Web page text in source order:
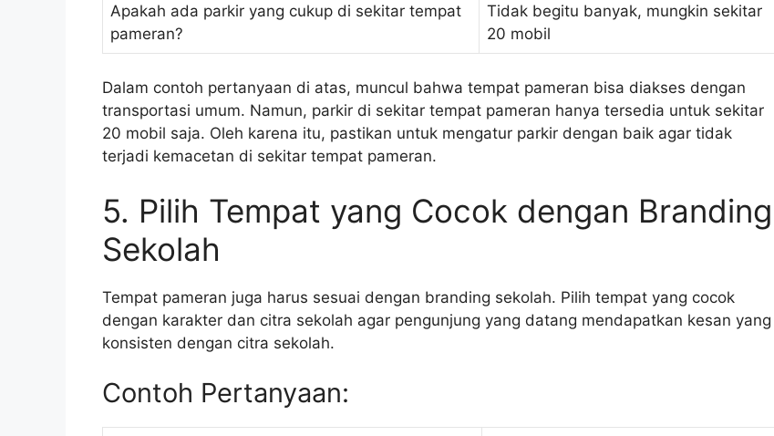
Apakah ada parkir yang cukup di sekitar tempat
pameran?
Tidak begitu banyak, mungkin sekitar
20 mobil
Dalam contoh pertanyaan di atas, muncul bahwa tempat pameran bisa diakses dengan
transportasi umum. Namun, parkir di sekitar tempat pameran hanya tersedia untuk sekitar
20 mobil saja. Oleh karena itu, pastikan untuk mengatur parkir dengan baik agar tidak
terjadi kemacetan di sekitar tempat pameran.
5. Pilih Tempat yang Cocok dengan Branding
Sekolah
Tempat pameran juga harus sesuai dengan branding sekolah. Pilih tempat yang cocok
dengan karakter dan citra sekolah agar pengunjung yang datang mendapatkan kesan yang
konsisten dengan citra sekolah.
Contoh Pertanyaan: